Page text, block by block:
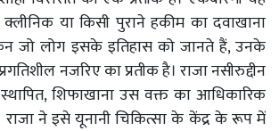
या किसी पुराने हकीम का दवाखाना
जो लोग इसके इतिहास को जानते हैं, उनके
नजरिए का प्रतीक है। राजा नसीरुद्दीन
स्थापित, शिफाखाना उस वक्त का आधिकारिक
राजा ने इसे यूनानी चिकित्सा के केंद्र के रूप में